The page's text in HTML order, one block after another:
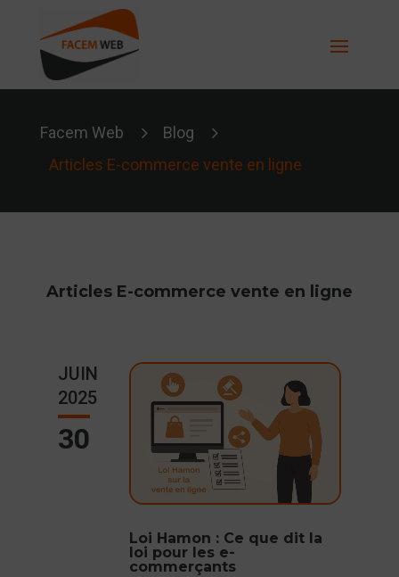
Facem Web 5 Blog 5
Articles E-commerce vente en ligne
Articles E-commerce vente en ligne
JUIN
2025
30
Loi Hamon : Ce que dit la
loi pour les e-
commerçants